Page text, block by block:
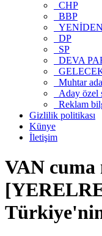
CHP
BBP
DP
SP
DEVA
Muhtar
Aday özel
Reklam
Gizlilik politikası
Künye
İletişim
VAN cuma